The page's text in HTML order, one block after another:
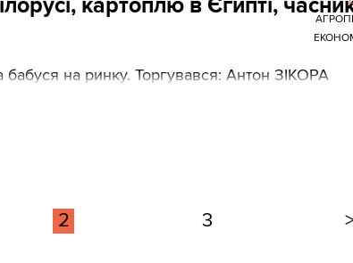
картоплю в Єгипті,
бабуся на ринку. Торгувався: Антон ЗІКОРА
2 3